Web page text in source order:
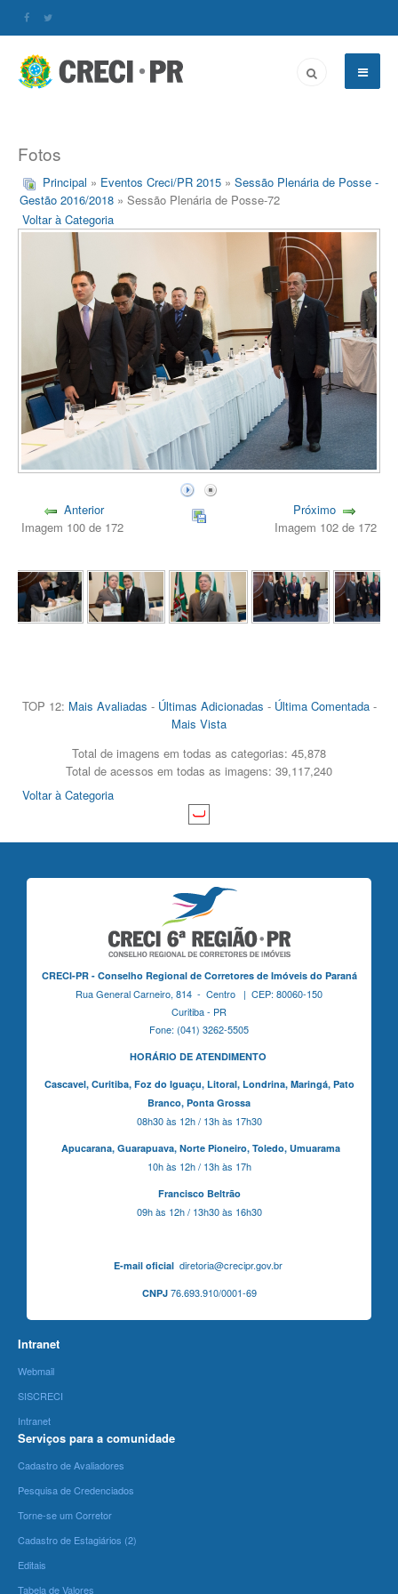
Fotos
Principal » Eventos Creci/PR 2015 » Sessão Plenária de Posse -
Gestão 2016/2018 » Sessão Plenária de Posse-72
Voltar à Categoria
Anterior
Imagem 100 de 172
Próximo
Imagem 102 de 172
TOP 12: Mais Avaliadas - Últimas Adicionadas - Última Comentada-
Mais Vista
Total de imagens em todas as categorias: 45,878
Total de acessos em todas as imagens: 39,117,240
Voltar à Categoria
CRECI-PR - Conselho Regional de Corretores de Imóveis do Paraná
Rua General Carneiro, 814 - Centro | CEP: 80060-150
Curitiba - PR
Fone: (041) 3262-5505
HORÁRIO DE ATENDIMENTO
Cascavel, Curitiba,Foz do Iguaçu, Litoral, Londrina, Maringá, Pato
Branco, Ponta Grossa
08h30 às 12h / 13h às 17h30
Apucarana, Guarapuava, Norte Pioneiro, Toledo, Umuarama
10h às 12h / 13h às 17h
Francisco Beltrão
09h às 12h / 13h30 às 16h30
E-mail oficialdiretoria@crecipr.gov.br
CNPJ76.693.910/0001-69
Intranet
Webmail
SISCRECI
Intranet
Serviços para a comunidade
Cadastro de Avaliadores
Pesquisa de Credenciados
Torne-se um Corretor
Cadastro de Estagiários (2)
Editais
Tabela de Valores